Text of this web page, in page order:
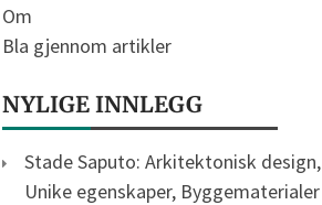
Om
Bla gjennom artikler
NYLIGE INNLEGG
Stade Saputo: Arkitektonisk design,
Unike egenskaper, Byggematerialer